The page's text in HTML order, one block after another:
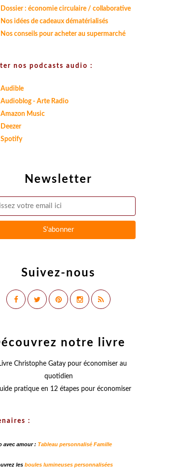
Newsletter
Suivez-nous
Dossier : économie circulaire / collaborative
Nos idées de cadeaux dématérialisés
Nos conseils pour acheter au supermarché
nos podcasts audio :
Audible
Audioblog - Arte Radio
Amazon Music
Deezer
Spotify
notre livre
pratique en 12 étapes pour économiser
:
avec amour : Tableau personnalisé Famille
les boules lumineuses personnalisées